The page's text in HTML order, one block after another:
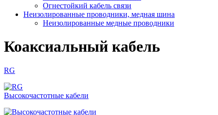
Огнестойкий кабель связи
Неизолированные проводники, медная шина
Неизолированные медные проводники
Коаксиальный кабель
RG
Высокочастотные кабели